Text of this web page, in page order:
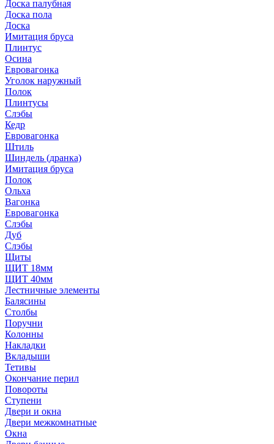
Доска палубная
Доска пола
Доска
Имитация бруса
Плинтус
Осина
Евровагонка
Уголок наружный
Полок
Плинтусы
Слэбы
Кедр
Евровагонка
Штиль
Шиндель (дранка)
Имитация бруса
Полок
Ольха
Вагонка
Евровагонка
Слэбы
Дуб
Слэбы
Щиты
ЩИТ 18мм
ЩИТ 40мм
Лестничные элементы
Балясины
Столбы
Поручни
Колонны
Накладки
Вкладыши
Тетивы
Окончание перил
Повороты
Ступени
Двери и окна
Двери межкомнатные
Окна